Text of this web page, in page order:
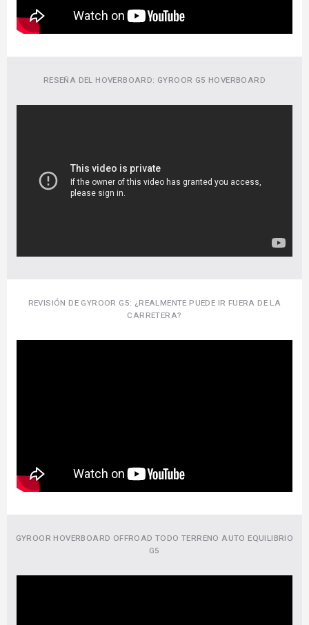
RESEÑA DEL HOVERBOARD: GYROOR G5 HOVERBOARD
REVISIÓN DE GYROOR G5: ¿REALMENTE PUEDE IR FUERA DE LA
CARRETERA?
GYROOR HOVERBOARD OFFROAD TODO TERRENO AUTO EQUILIBRIO
G5